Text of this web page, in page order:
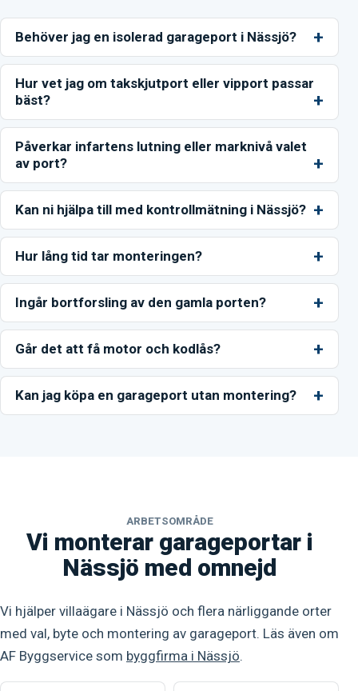
Behöver jag en isolerad garageport i Nässjö?
Hur vet jag om takskjutport eller vipport passar
bäst?
Påverkar infartens lutning eller marknivå valet
av port?
Kan ni hjälpa till med kontrollmätning i Nässjö?
Hur lång tid tar monteringen?
Ingår bortforsling av den gamla porten?
Går det att få motor och kodlås?
Kan jag köpa en garageport utan montering?
ARBETSOMRÅDE
Vi monterar garageportar i
Nässjö med omnejd
Vi hjälper villaägare i Nässjö och flera närliggande orter
med val, byte och montering av garageport. Läs även om
AF Byggservice som byggfirma i Nässjö.